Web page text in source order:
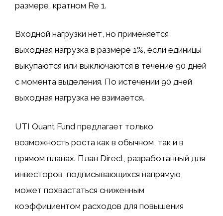
размере, кратном Re 1.
Входной нагрузки нет, но применяется
выходная нагрузка в размере 1%, если единицы
выкупаются или выключаются в течение 90 дней
с момента выделения. По истечении 90 дней
выходная нагрузка не взимается.
UTI Quant Fund предлагает только
возможность роста как в обычном, так и в
прямом планах. План Direct, разработанный для
инвесторов, подписывающихся напрямую,
может похвастаться сниженным
коэффициентом расходов для повышения